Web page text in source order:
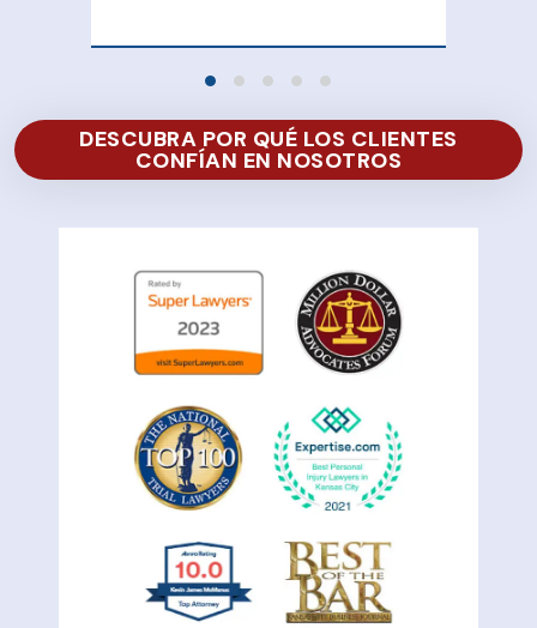
DESCUBRA POR QUÉ LOS CLIENTES
CONFÍAN EN NOSOTROS